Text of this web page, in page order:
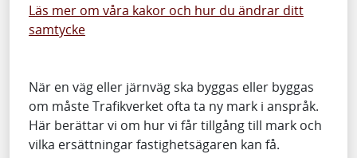
Läs mer om våra kakor och hur du ändrar ditt
samtycke
När en väg eller järnväg ska byggas eller byggas
om måste Trafikverket ofta ta ny mark i anspråk.
Här berättar vi om hur vi får tillgång till mark och
vilka ersättningar fastighetsägaren kan få.